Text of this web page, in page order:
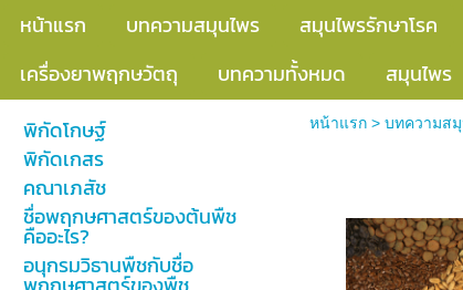
หน้าแรก บทความสมุนไพร สมุนไพรรักษาโรค
เครื่องยาพฤกษวัตถุ
บทความทั้งหมด
สมุนไพร
พิกัดโกษฐ์
พิกัดเกสร
คณาเภสัช
ชื่อพฤกษศาสตร์ของต้นพืช
คืออะไร?
อนุกรมวิธานพืชกับชื่อ
หน้าแรก> บทความส